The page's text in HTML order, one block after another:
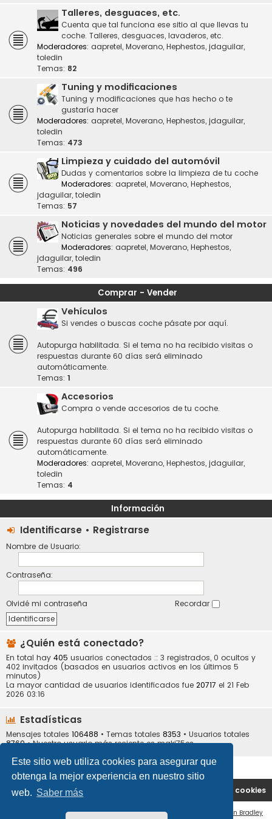
Este sitio web utiliza cookies para asegurar que
obtenga la mejor experiencia en nuestro sitio
web. Saber más
Talleres, desguaces, etc.
Cuenta que tal funciona ese sitio al que llevas tu
coche. Talleres, desguaces, lavaderos, etc.
Moderadores: aapretel, Moverano, Hephestos, jdaguilar,
toledin
Temas: 82
Tuning y modificaciones
Tuning y modificaciones que has hecho o te
gustaría hacer
Moderadores: aapretel, Moverano, Hephestos, jdaguilar,
toledin
Temas: 473
Limpieza y cuidado del automóvil
Dudas y comentarios sobre la limpieza de tu coche
Moderadores: aapretel, Moverano, Hephestos,
jdaguilar, toledin
Temas: 57
Noticias y novedades del mundo del motor
Noticias generales sobre el mundo del motor
Moderadores: aapretel, Moverano, Hephestos,
jdaguilar, toledin
Temas: 496
Comprar - Vender
Vehículos
Si vendes o buscas coche pásate por aquí.
Autopurga habilitada. Si el tema no ha recibido visitas o
respuestas durante 60 días será eliminado
automáticamente.
Temas: 1
Accesorios
Compra o vende accesorios de tu coche.
Autopurga habilitada. Si el tema no ha recibido visitas o
respuestas durante 60 días será eliminado
automáticamente.
Moderadores: aapretel, Moverano, Hephestos, jdaguilar,
toledin
Temas: 4
Información
Identificarse • Registrarse
Nombre de Usuario:
Contraseña:
Olvidé mi contraseña Recordar
¿Quién está conectado?
En total hay 405 usuarios conectados :: 3 registrados, 0 ocultos y
402 invitados (basados en usuarios activos en los últimos 5
minutos)
La mayor cantidad de usuarios identificados fue 20717 el 21 Feb
2026 03:16
Estadísticas
Mensajes totales 106488 • Temas totales 8353 • Usuarios totales
8769• Nuestro usuario más reciente esmaki75es
Portal Índice general Borrar cookies
Ian Bradley